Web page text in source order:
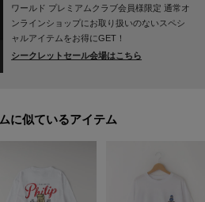
ーとして、ボトムスはスラックスできれい
、カーゴパンツやコーデュロイパンツとも
ます。
セットアップスタイルもトレンドです。
ている洗濯表示にてご確認下さい。
り生地感が異なる場合がございます。
う努力しておりますが、パソコン・スマ
ワールド プレミアムクラブ会員様限定 通常オ
ンラインショップにお取り扱いのないスペシ
ャルアイテムをお得にGET！
シークレットセール会場はこちら
に似ているアイテム